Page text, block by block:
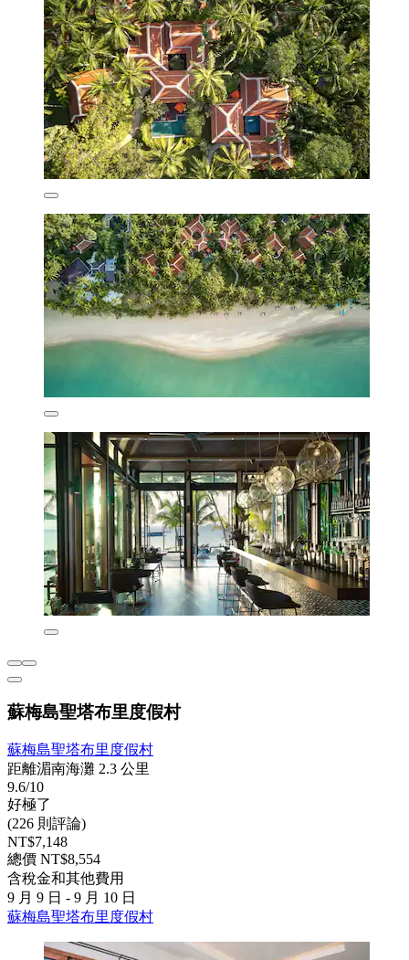
蘇梅島聖塔布里度假村
蘇梅島聖塔布里度假村
距離湄南海灘 2.3 公里
9.6/10
好極了
(226 則評論)
NT$7,148
總價 NT$8,554
含稅金和其他費用
9 月 9 日 - 9 月 10 日
蘇梅島聖塔布里度假村